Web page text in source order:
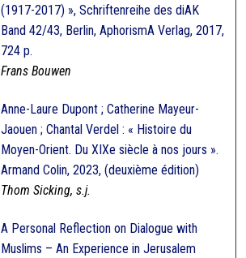
(1917-2017) », Schriftenreihe des diAK
Band 42/43, Berlin, AphorismA Verlag, 2017,
724 p.
Frans Bouwen
Anne-Laure Dupont ; Catherine Mayeur-
Jaouen ; Chantal Verdel : « Histoire du
Moyen-Orient. Du XIXe siècle à nos jours ».
Armand Colin, 2023, (deuxième édition)
Thom Sicking, s.j.
A Personal Reflection on Dialogue with
Muslims – An Experience in Jerusalem